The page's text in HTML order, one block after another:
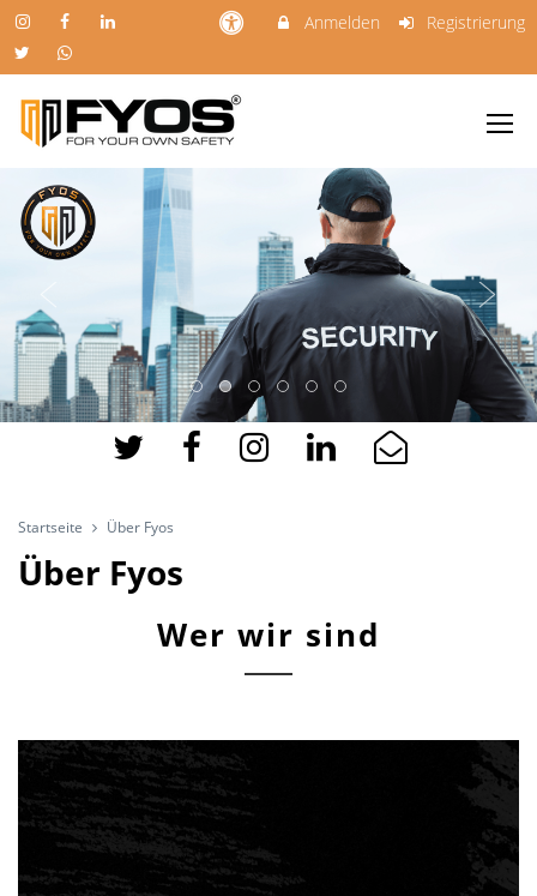
Anmelden Registrierung
Startseite Über Fyos
Über Fyos
Wer wir sind